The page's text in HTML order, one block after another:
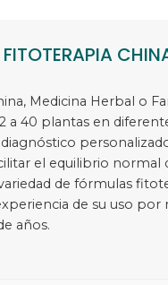
FITOTERAPIA
Medicina Herbal o
a 40 plantas en
el equilibrio normal
de fórmulas
de su uso
años.